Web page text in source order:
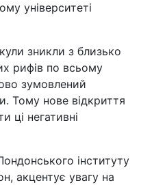
університеті
зникли з близько
рифів по всьому
зумовлений
Тому нове відкриття
ці негативні
інституту
акцентує увагу на